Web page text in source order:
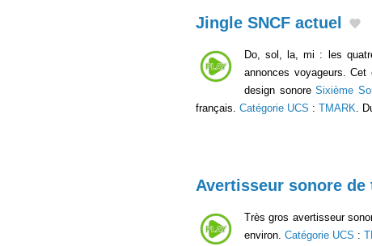
Jingle SNCF actuel
Do, sol, la, mi : les
annonces voyageurs.
design sonoreSixième
français. Catégorie UCS : TMARK .
Avertisseur sonore de
Très gros avertisseur
environ. Catégorie UCS :